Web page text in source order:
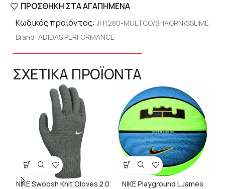
ΠΡΟΣΘΉΚΗ ΣΤΑ ΑΓΑΠΗΜΈΝΑ
Κωδικός προϊόντος:JH1280-MULTCO/SHAGRN/SSLIME
Brand: ADIDAS PERFORMANCE
ΣΧΕΤΙΚΑ ΠΡΟΪΟΝΤΑ
NIKE Swoosh Knit Gloves 2.0 NIKE Playground L James